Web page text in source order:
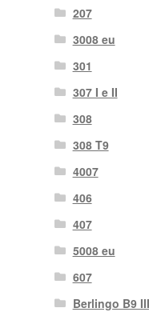
207
3008 eu
301
307 I e II
308
308 T9
4007
406
407
5008 eu
607
Berlingo B9